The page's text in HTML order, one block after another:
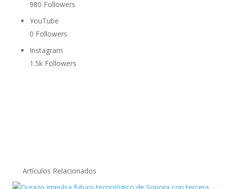
980 Followers
YouTube
0 Followers
Instagram
1.5k Followers
Artículos Relacionados